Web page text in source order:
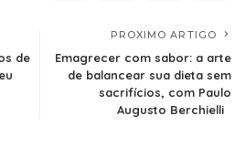
de
PROXIMO ARTIGO
Emagrecer com sabor: a arte
de balancear sua dieta sem
sacrifícios, com Paulo
Augusto Berchielli